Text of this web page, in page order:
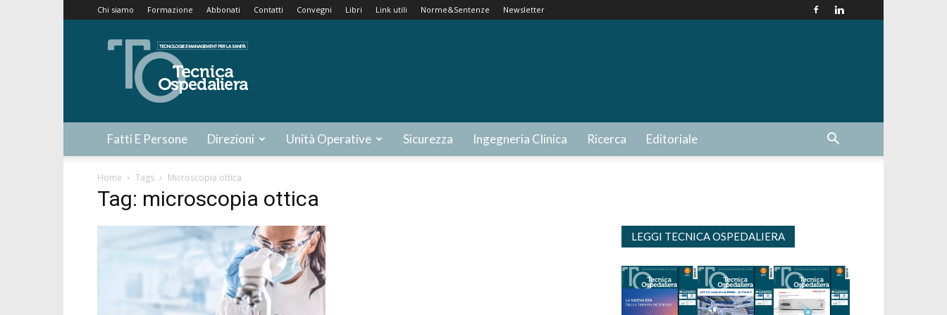
Chi siamo Formazione Abbonati Contatti Convegni Libri Link utili Norme&Sentenze Newsletter
Tecnica
Ospedaliera
Fatti E Persone Direzioni Unità Operative Sicurezza Ingegneria Clinica Ricerca Editoriale
Home Tags Microscopia ottica
Tag: microscopia ottica
LEGGI TECNICA OSPEDALIERA